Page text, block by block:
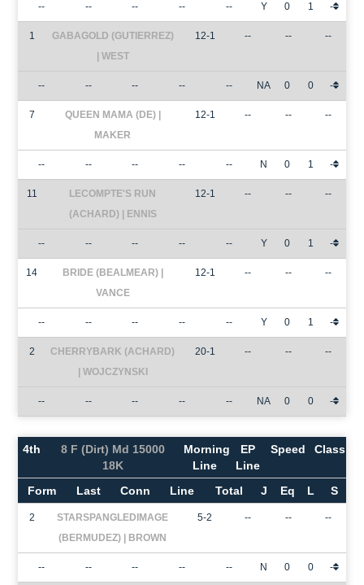
-- -- -- -- -- Y 0 1 -
1
GABAGOLD (GUTIERREZ)
| WEST
12-1 -- -- --
-- -- -- -- -- NA 0 0 -
7
QUEEN MAMA (DE) |
MAKER
12-1 -- -- --
-- -- -- -- -- N 0 1 -
11
LECOMPTE'S RUN
(ACHARD) | ENNIS
12-1 -- -- --
-- -- -- -- -- Y 0 1 -
14
BRIDE (BEALMEAR) |
VANCE
12-1 -- -- --
-- -- -- -- -- Y 0 1 -
2
CHERRYBARK (ACHARD)
| WOJCZYNSKI
20-1 -- -- --
-- -- -- -- -- NA 0 0 -
4th
8 F (Dirt) Md 15000
18K
Morning
Line
EP
Line
Speed Class
Form Last Conn Line Total J Eq L S
2
STARSPANGLEDIMAGE
(BERMUDEZ) | BROWN
5-2 -- -- --
-- -- -- -- -- N 0 0 -